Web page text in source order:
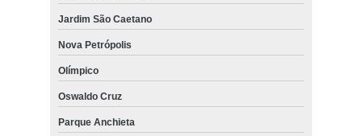
Jardim São Caetano
Nova Petrópolis
Olímpico
Oswaldo Cruz
Parque Anchieta